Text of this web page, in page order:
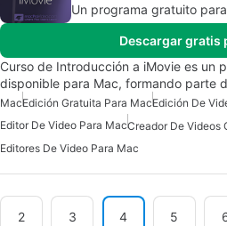
Un programa gratuito
Descargar gratis
Curso de Introducción a iMovie es un
disponible para Mac, formando parte
MacEdición Gratuita Para MacEdición De
Editor De Video Para MacCreador De Videos
Editores De Video Para Mac
2 3 4 5